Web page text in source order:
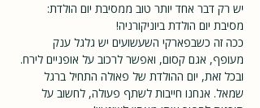
יש רק דבר אחד יותר טוב ממסיבת יום הולדת:
מסיבת יום הולדת ביוניקורניה!
ככה זה כשבפארקי השעשועים יש גלגל ענק
מעופף, אגם קסום, ואפשר לרכוב על אופניים לירח.
ובכל זאת, יום ההולדת של פאולה התחיל ברגל
שמאל. אנחנו חייבות לשתף פעולה, לחשוב על